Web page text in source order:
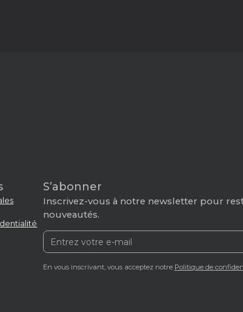
S’abonner
Inscrivez-vous à notre newsletter pour
nouveautés.
En vous inscrivant, vous acceptez notre Politique de